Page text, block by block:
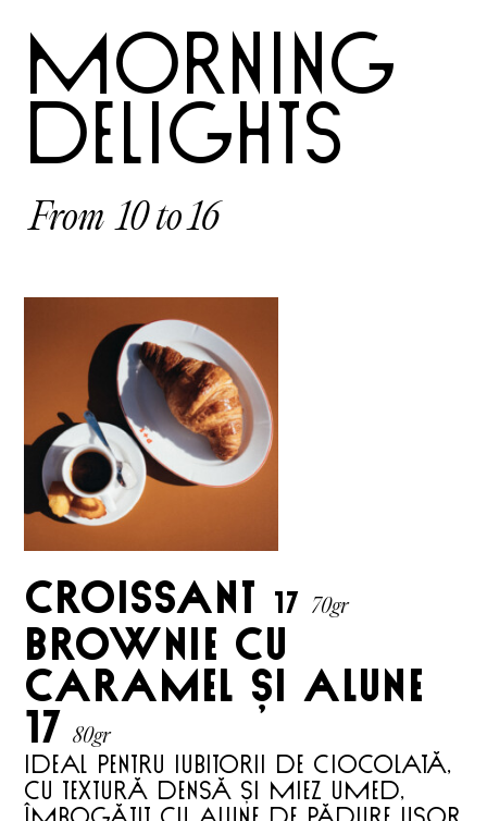
morning
delights
From 10 to 16
Croissant 17 70gr
brownie cu
caramel și alune
17 80gr
IDEAL PENTRU IUBITORII DE CIOCOLATĂ,
CU TEXTURĂ DENSĂ ȘI MIEZ UMED,